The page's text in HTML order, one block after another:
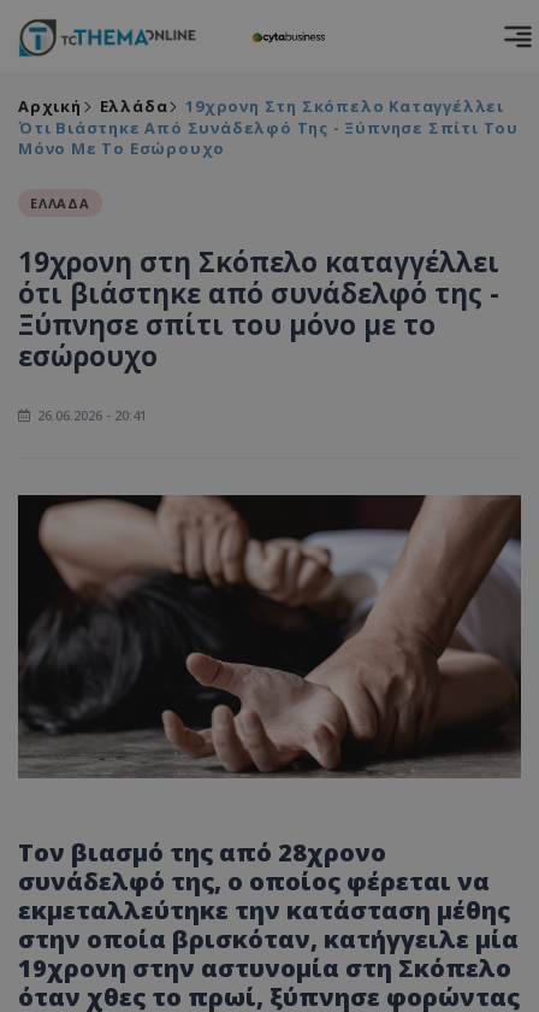
Αρχική Ελλάδα
19χρονη Στη Σκόπελο Καταγγέλλει
Ότι Βιάστηκε Από Συνάδελφό Της - Ξύπνησε Σπίτι Του
Μόνο Με Το Εσώρουχο
ΕΛΛΑΔΑ
19χρονη στη Σκόπελο καταγγέλλει
ότι βιάστηκε από συνάδελφό της -
Ξύπνησε σπίτι του μόνο με το
εσώρουχο
26.06.2026 - 20:41
Τον βιασμό της από 28χρονο
συνάδελφό της, ο οποίος φέρεται να
εκμεταλλεύτηκε την κατάσταση μέθης
στην οποία βρισκόταν, κατήγγειλε μία
19χρονη στην αστυνομία στη Σκόπελο
όταν χθες το πρωί, ξύπνησε φορώντας